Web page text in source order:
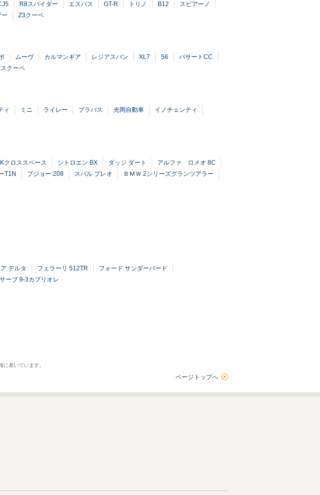
R8スパイダー エスパス GT-R トリノ B12
スピアーノ
Z3クーペ
ムーヴ カルマンギア レジアスバン XL7 S6
パサートCC
クーペ
ィ ミニ ライレー ブラバス 光岡自動車
イノチェンティ
クロススペース シトロエン BX ダッジ ダート
アルファ ロメオ 8C
T1N プジョー 208 スバル プレオ
ＢＭＷ 2シリーズグランツアラー
デルタ フェラーリ 512TR
フォード サンダーバード
サーブ 9-3カブリオレ
基いています。
ページトップへ